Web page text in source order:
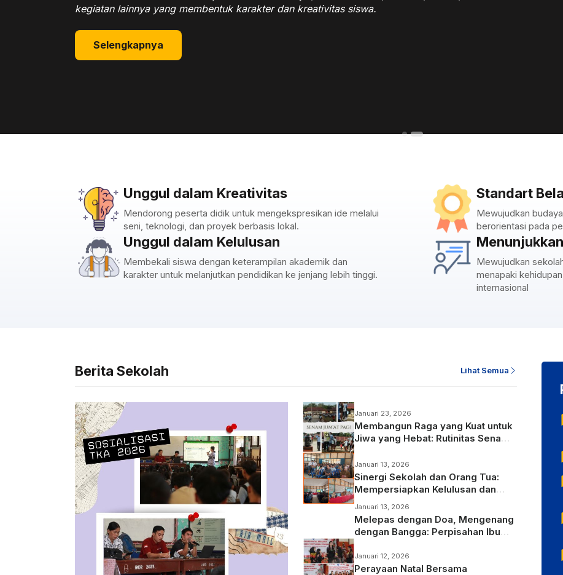
kegiatan lainnya yang membentuk karakter dan kreativitas siswa.
Selengkapnya
Unggul dalam Kreativitas
Mendorong peserta didik untuk mengekspresikan ide melalui
seni, teknologi, dan proyek berbasis lokal.
Standart
Mewujudkan
berorientasi pada
Unggul dalam Kelulusan
Membekali siswa dengan keterampilan akademik dan
karakter untuk melanjutkan pendidikan ke jenjang lebih tinggi.
Mewujudkan
menapaki
internasional
Berita Sekolah Lihat Semua
Januari 23, 2026
Membangun Raga yang Kuat untuk
Jiwa yang Hebat: Rutinitas Senam
Tengah
Januari 13, 2026
Sinergi Sekolah dan Orang Tua:
Mempersiapkan Kelulusan dan
Masa Depan Siswa Kelas IX
Januari 13, 2026
Melepas dengan Doa, Mengenang
dengan Bangga: Perpisahan Ibu
Januari 12, 2026
Perayaan Natal Bersama